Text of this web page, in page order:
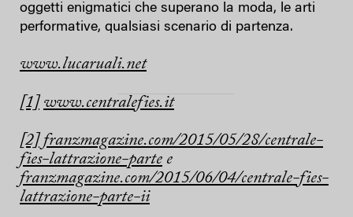
oggetti enigmatici che superano la moda, le arti
performative, qualsiasi scenario di partenza.
www.lucaruali.net
[1] www.centralefies.it
[2] franzmagazine.com/2015/05/28/centrale-
fies-lattrazione-parte e
franzmagazine.com/2015/06/04/centrale-fies-
lattrazione-parte-ii